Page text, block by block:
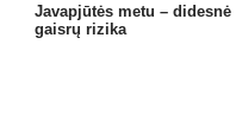
Javapjūtės metu – didesnė
gaisrų rizika